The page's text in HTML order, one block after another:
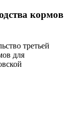
кормов
третьей
для